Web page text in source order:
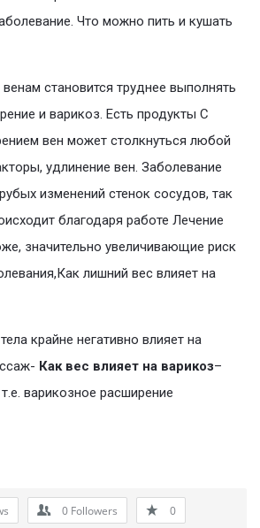
Что можно пить и кушать
становится труднее выполнять
и варикоз. Есть продукты С
вен может столкнуться любой
удлинение вен. Заболевание
изменений стенок сосудов, так
благодаря работе Лечение
значительно увеличивающие риск
лишний вес влияет на
крайне негативно влияет на
Как вес влияет на варикоз–
варикозное расширение
0 Followers 0